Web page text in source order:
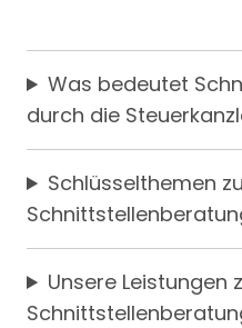
Was bedeutet
durch die
Schlüsselthemen
Unsere Leistungen